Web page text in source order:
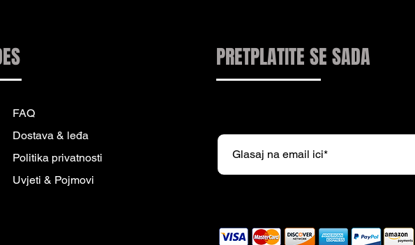
FAQ
Dostava & leđa
Politika privatnosti
Uvjeti & Pojmovi
PRETPLATITE SE SADA